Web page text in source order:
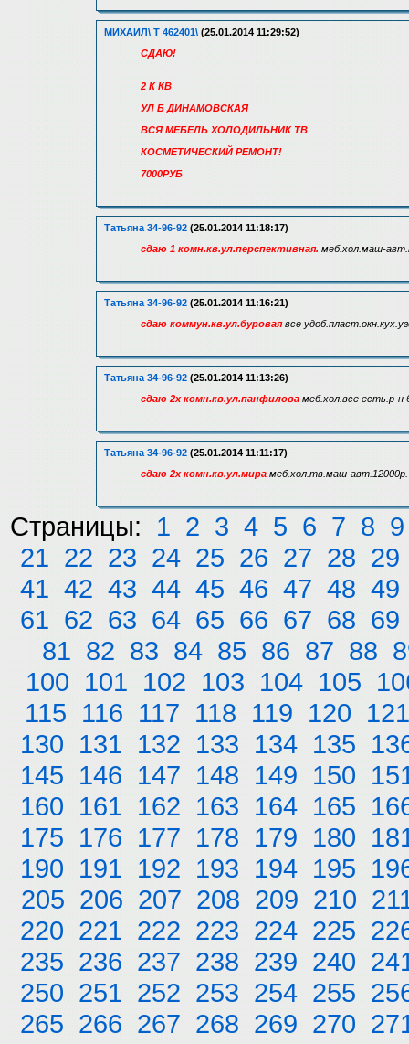
МИХАИЛ\ Т 462401\ (25.01.2014 11:29:52)
СДАЮ!
2 К КВ
УЛ Б ДИНАМОВСКАЯ
ВСЯ МЕБЕЛЬ ХОЛОДИЛЬНИК ТВ
КОСМЕТИЧЕСКИЙ РЕМОНТ!
7000РУБ
Татьяна 34-96-92 (25.01.2014 11:18:17)
сдаю 1 комн.кв.ул.перспективная. меб.хол.маш-
Татьяна 34-96-92 (25.01.2014 11:16:21)
сдаю коммун.кв.ул.буроваявсе
Татьяна 34-96-92 (25.01.2014 11:13:26)
сдаю 2х комн.кв.ул.панфилова меб.хол.все есть.р-н
Татьяна 34-96-92 (25.01.2014 11:11:17)
сдаю 2х комн.кв.ул.мира меб.хол.тв.маш-авт.12000р.
Страницы: 1 2 3 4 5 6 7 8 9
21 22 23 24 25 26 27 28 29
41 42 43 44 45 46 47 48 49
61 62 63 64 65 66 67 68 69
81 82 83 84 85 86 87 88
100 101 102 103 104 105
115 116 117 118 119 120 121
130 131 132 133 134 135
145 146 147 148 149 150
160 161 162 163 164 165
175 176 177 178 179 180
190 191 192 193 194 195
205 206 207 208 209 210
220 221 222 223 224 225
235 236 237 238 239 240
250 251 252 253 254 255
265 266 267 268 269 270